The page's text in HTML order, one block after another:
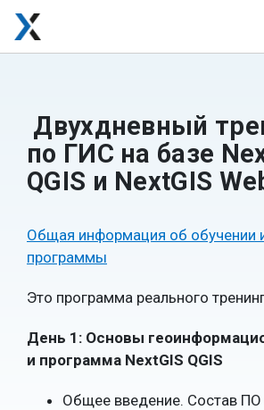
Двухдневный
по ГИС на базе
QGIS и NextGIS
Общая информация об обучении
программы
Это программа реального
День 1: Основы
и программа NextGIS QGIS
Общее введение. Состав